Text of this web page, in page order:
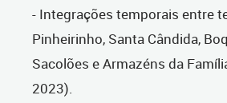
- Integrações temporais entre
Pinheirinho, Santa Cândida,
Sacolões e Armazéns da
2023).